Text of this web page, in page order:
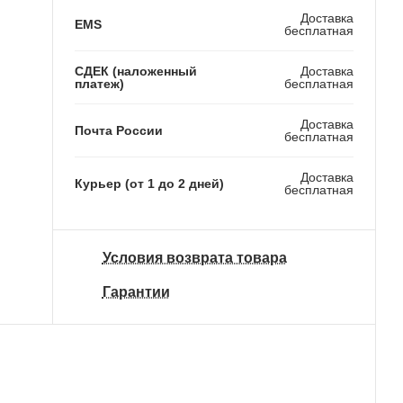
EMS
Доставка
бесплатная
СДЕК (наложенный
платеж)
Доставка
бесплатная
Почта России
Доставка
бесплатная
Курьер (от 1 до 2 дней)
Доставка
бесплатная
Условия возврата товара
Гарантии